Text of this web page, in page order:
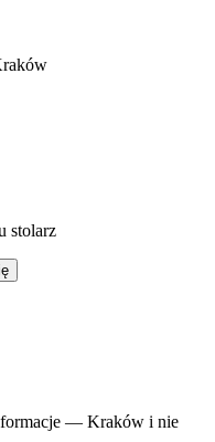
stolarz
— Kraków i nie